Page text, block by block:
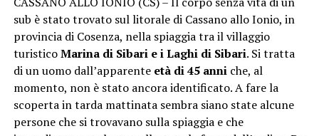
sub è stato trovato sul litorale di Cassano allo Ionio, in
provincia di Cosenza, nella spiaggia tra il villaggio
turisticoMarina di Sibari e i Laghi di Sibari. Si tratta
di un uomo dall’apparente età di 45 anniche, al
momento, non è stato ancora identificato. A fare la
scoperta in tarda mattinata sembra siano state alcune
persone che si trovavano sulla spiaggia e che